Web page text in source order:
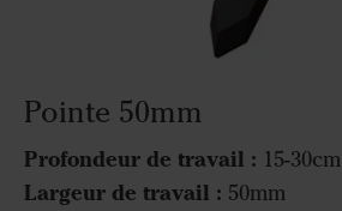
Pointe 50mm
Profondeur de travail : 15-30cm
Largeur de travail : 50mm